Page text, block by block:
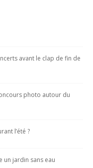
avant le clap de fin de
photo autour du
l’été ?
un jardin sans eau